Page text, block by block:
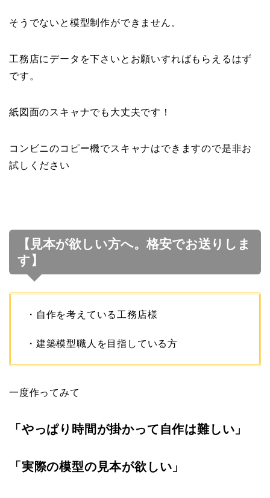
そうでないと模型制作ができません。
工務店にデータを下さいとお願いすればもらえるはず
です。
紙図面のスキャナでも大丈夫です！
コンビニのコピー機でスキャナはできますので是非お
試しください
【見本が欲しい方へ。格安でお送りしま
す】
・自作を考えている工務店様
・建築模型職人を目指している方
一度作ってみて
「やっぱり時間が掛かって自作は難しい」
「実際の模型の見本が欲しい」